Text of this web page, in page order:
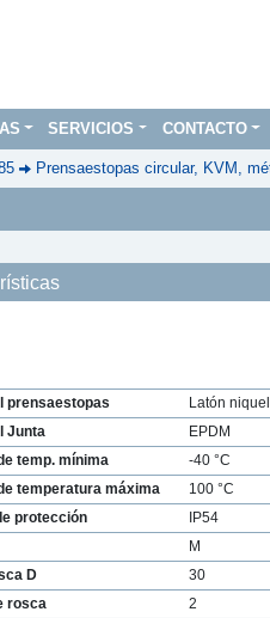
SERVICIOS CONTACTO
Prensaestopas circular, KVM,
prensaestopas
Latón
Junta
EPDM
temp. mínima
-40 °C
temperatura máxima
100 °C
protección
IP54
M
D
30
rosca
2